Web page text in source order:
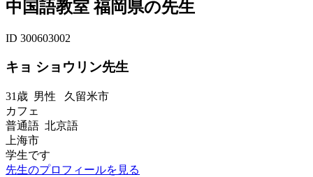
中国語教室 福岡県の先生
ID 300603002
キョ ショウリン先生
31歳 男性 久留米市
カフェ
普通語 北京語
上海市
学生です
先生のプロフィールを見る